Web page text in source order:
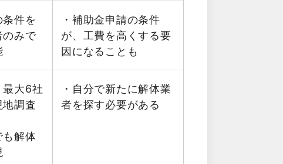
条件を
のみで
・補助金申請の条件
が、工費を高くする要
因になることも
最大6社
調査
も解体
・自分で新たに解体業
者を探す必要がある